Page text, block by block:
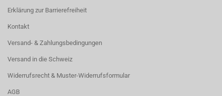
Erklärung zur Barrierefreiheit
Kontakt
Versand- & Zahlungsbedingungen
Versand in die Schweiz
Widerrufsrecht & Muster-Widerrufsformular
AGB